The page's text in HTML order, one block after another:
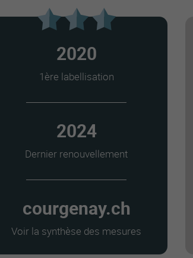
2020
1ère labellisation
2024
Dernier renouvellement
courgenay.ch
Voir la synthèse des mesures